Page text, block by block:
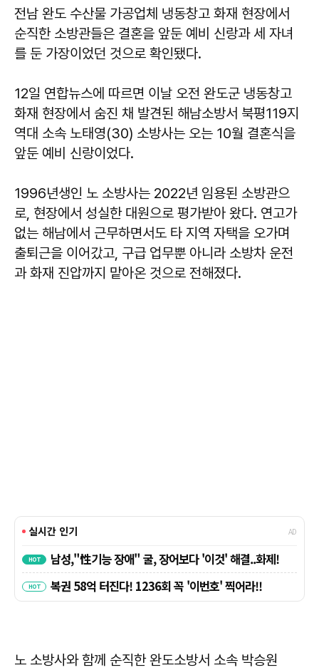
전남 완도 수산물 가공업체 냉동창고 화재 현장에서
순직한 소방관들은 결혼을 앞둔 예비 신랑과 세 자녀
를 둔 가장이었던 것으로 확인됐다.
12일 연합뉴스에 따르면 이날 오전 완도군 냉동창고
화재 현장에서 숨진 채 발견된 해남소방서 북평119지
역대 소속 노태영(30) 소방사는 오는 10월 결혼식을
앞둔 예비 신랑이었다.
1996년생인 노 소방사는 2022년 임용된 소방관으
로, 현장에서 성실한 대원으로 평가받아 왔다. 연고가
없는 해남에서 근무하면서도 타 지역 자택을 오가며
출퇴근을 이어갔고, 구급 업무뿐 아니라 소방차 운전
과 화재 진압까지 맡아온 것으로 전해졌다.
노 소방사와 함께 순직한 완도소방서 소속 박승원